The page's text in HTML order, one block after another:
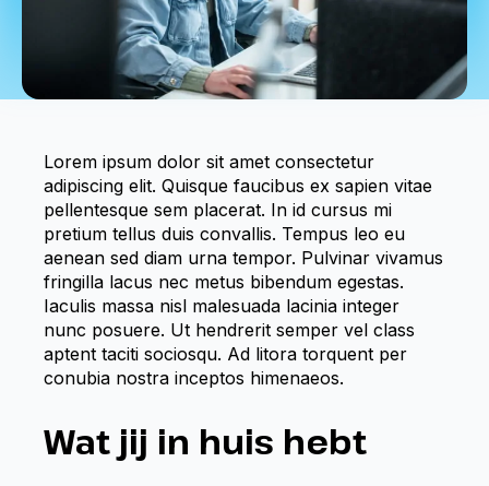
Lorem ipsum dolor sit amet consectetur
adipiscing elit. Quisque faucibus ex sapien vitae
pellentesque sem placerat. In id cursus mi
pretium tellus duis convallis. Tempus leo eu
aenean sed diam urna tempor. Pulvinar vivamus
fringilla lacus nec metus bibendum egestas.
Iaculis massa nisl malesuada lacinia integer
nunc posuere. Ut hendrerit semper vel class
aptent taciti sociosqu. Ad litora torquent per
conubia nostra inceptos himenaeos.
Wat jij in huis hebt